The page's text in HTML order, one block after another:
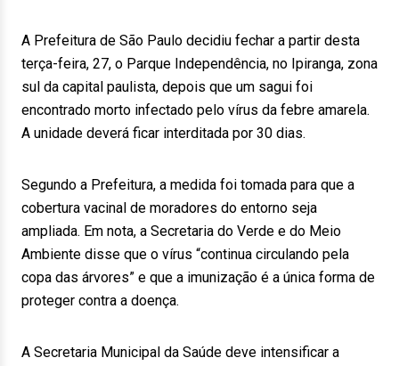
A Prefeitura de São Paulo decidiu fechar a partir desta
terça-feira, 27, o Parque Independência, no Ipiranga, zona
sul da capital paulista, depois que um sagui foi
encontrado morto infectado pelo vírus da febre amarela.
A unidade deverá ficar interditada por 30 dias.
Segundo a Prefeitura, a medida foi tomada para que a
cobertura vacinal de moradores do entorno seja
ampliada. Em nota, a Secretaria do Verde e do Meio
Ambiente disse que o vírus “continua circulando pela
copa das árvores” e que a imunização é a única forma de
proteger contra a doença.
A Secretaria Municipal da Saúde deve intensificar a